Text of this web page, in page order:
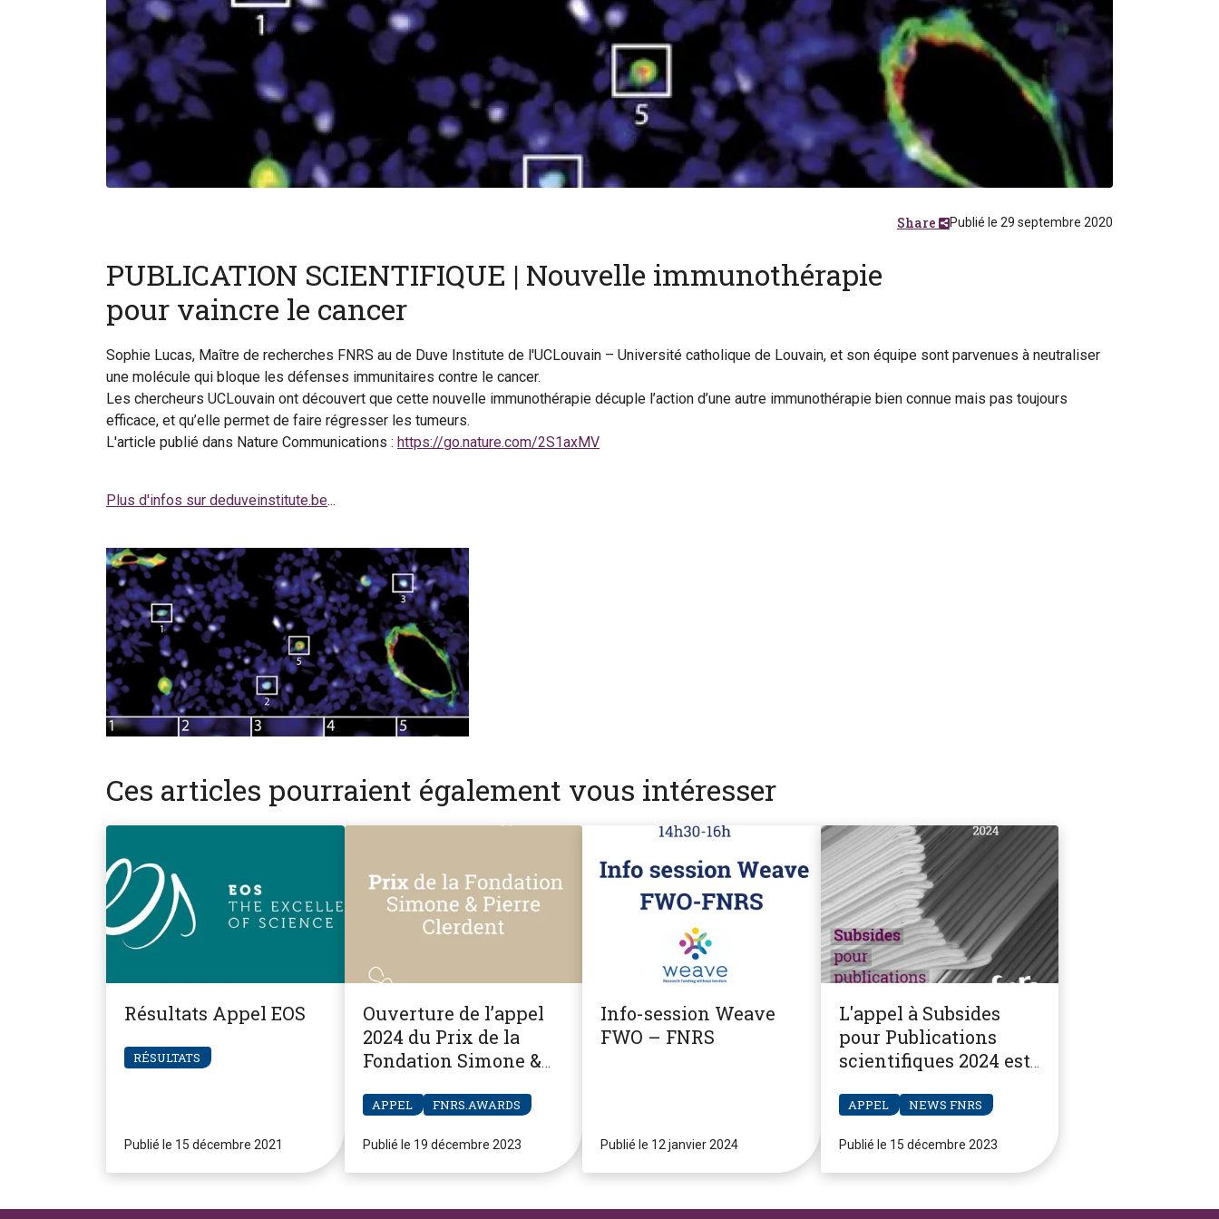
Publié le 29 septembre 2020
Share
PUBLICATION SCIENTIFIQUE | Nouvelle immunothérapie
pour vaincre le cancer
Sophie Lucas, Maître de recherches FNRS au de Duve Institute de l'UCLouvain – Université catholique de Louvain, et son équipe sont parvenues à neutraliser
une molécule qui bloque les défenses immunitaires contre le cancer.
Les chercheurs UCLouvain ont découvert que cette nouvelle immunothérapie décuple l’action d’une autre immunothérapie bien connue mais pas toujours
efficace, et qu’elle permet de faire régresser les tumeurs.
L'article publié dans Nature Communications : https://go.nature.com/2S1axMV
Plus d'infos sur deduveinstitute.be...
Ces articles pourraient également vous intéresser
Résultats Appel EOS
RÉSULTATS
Publié le 15 décembre 2021
Ouverture de l’appel
2024 du Prix de la
Fondation Simone &
APPEL FNRS.AWARDS
Publié le 19 décembre 2023
Info-session Weave
FWO – FNRS
Publié le 12 janvier 2024
L'appel à Subsides
pour Publications
scientifiques 2024 est
APPEL NEWS FNRS
Publié le 15 décembre 2023